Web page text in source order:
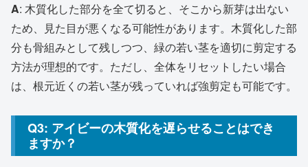
A: 木質化した部分を全て切ると、そこから新芽は出ない
ため、見た目が悪くなる可能性があります。木質化した部
分も骨組みとして残しつつ、緑の若い茎を適切に剪定する
方法が理想的です。ただし、全体をリセットしたい場合
は、根元近くの若い茎が残っていれば強剪定も可能です。
Q3: アイビーの木質化を遅らせることはでき
ますか？